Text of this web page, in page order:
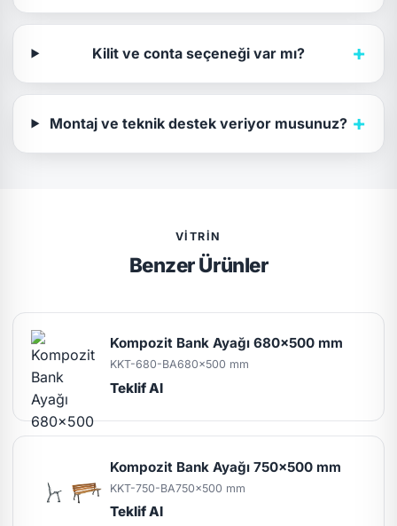
Kilit ve conta seçeneği var mı? +
Montaj ve teknik destek veriyor musunuz? +
VITRIN
Benzer Ürünler
Kompozit Bank Ayağı 680x500 mm
KKT-680-BA680x500 mm
Teklif Al
Kompozit Bank Ayağı 750x500 mm
KKT-750-BA750x500 mm
Teklif Al